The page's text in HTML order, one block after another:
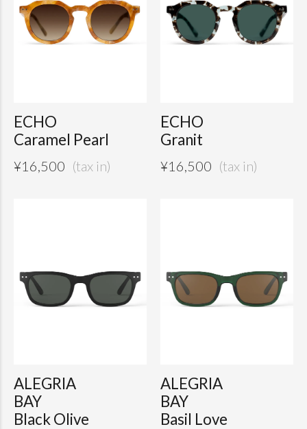
ECHO
Caramel Pearl
¥16,500
ECHO
Granit
¥16,500
ALEGRIA
BAY
Black Olive
ALEGRIA
BAY
Basil Love